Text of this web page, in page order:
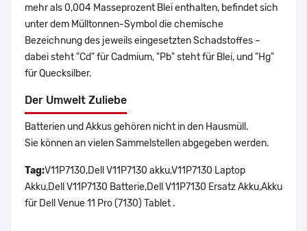
mehr als 0,004 Masseprozent Blei enthalten, befindet sich
unter dem Mülltonnen-Symbol die chemische
Bezeichnung des jeweils eingesetzten Schadstoffes –
dabei steht "Cd" für Cadmium, "Pb" steht für Blei, und "Hg"
für Quecksilber.
Der Umwelt Zuliebe
Batterien und Akkus gehören nicht in den Hausmüll.
Sie können an vielen Sammelstellen abgegeben werden.
Tag:V11P7130,Dell V11P7130 akku,V11P7130 Laptop
Akku,Dell V11P7130 Batterie,Dell V11P7130 Ersatz Akku,Akku
für Dell Venue 11 Pro (7130) Tablet .